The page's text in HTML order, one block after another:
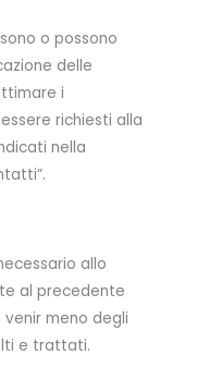
o possono
delle
i
richiesti alla
nella
allo
al precedente
meno degli
e trattati.